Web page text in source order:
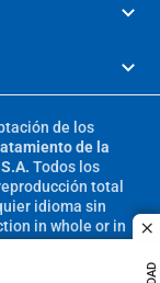
de los
de la
Todos los
total
idioma sin
in whole or in